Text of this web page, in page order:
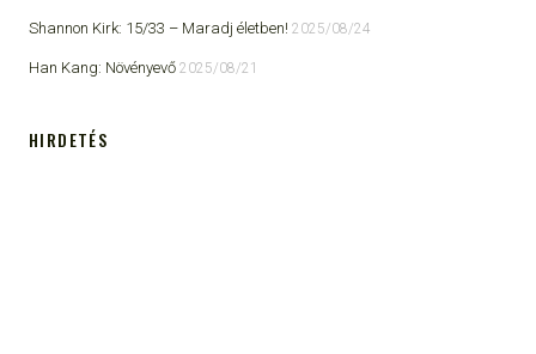
Shannon Kirk: 15/33 ​– Maradj életben! 2025/08/24
Han Kang: Növényevő 2025/08/21
HIRDETÉS